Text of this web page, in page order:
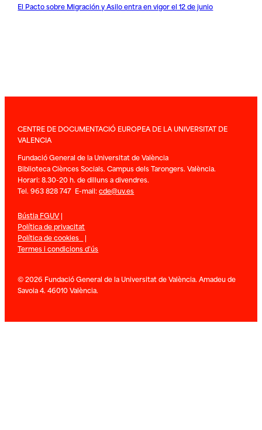
El Pacto sobre Migración y Asilo entra en vigor el 12 de junio
CENTRE DE DOCUMENTACIÓ EUROPEA DE LA UNIVERSITAT DE
VALENCIA
Fundació General de la Universitat de València
Biblioteca Ciènces Socials. Campus dels Tarongers. València.
Horari: 8.30-20 h. de dilluns a divendres.
Tel. 963 828 747 E-mail:cde@uv.es
Bústia FGUV|
Política de privacitat
Política de cookies |
Termes i condicions d’ús
© 2026 Fundació General de la Universitat de València. Amadeu de
Savoia 4. 46010 València.